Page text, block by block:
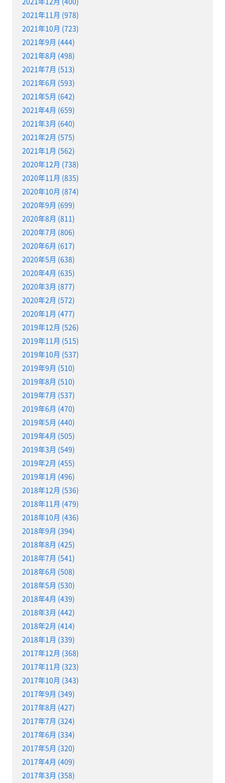
2021年11月 (978)
2021年10月 (723)
2021年9月 (444)
2021年8月 (498)
2021年7月 (513)
2021年6月 (593)
2021年5月 (642)
2021年4月 (659)
2021年3月 (640)
2021年2月 (575)
2021年1月 (562)
2020年12月 (738)
2020年11月 (835)
2020年10月 (874)
2020年9月 (699)
2020年8月 (811)
2020年7月 (806)
2020年6月 (617)
2020年5月 (638)
2020年4月 (635)
2020年3月 (877)
2020年2月 (572)
2020年1月 (477)
2019年12月 (526)
2019年11月 (515)
2019年10月 (537)
2019年9月 (510)
2019年8月 (510)
2019年7月 (537)
2019年6月 (470)
2019年5月 (440)
2019年4月 (505)
2019年3月 (549)
2019年2月 (455)
2019年1月 (496)
2018年12月 (536)
2018年11月 (479)
2018年10月 (436)
2018年9月 (394)
2018年8月 (425)
2018年7月 (541)
2018年6月 (508)
2018年5月 (530)
2018年4月 (439)
2018年3月 (442)
2018年2月 (414)
2018年1月 (339)
2017年12月 (368)
2017年11月 (323)
2017年10月 (343)
2017年9月 (349)
2017年8月 (427)
2017年7月 (324)
2017年6月 (334)
2017年5月 (320)
2017年4月 (409)
2017年3月 (358)